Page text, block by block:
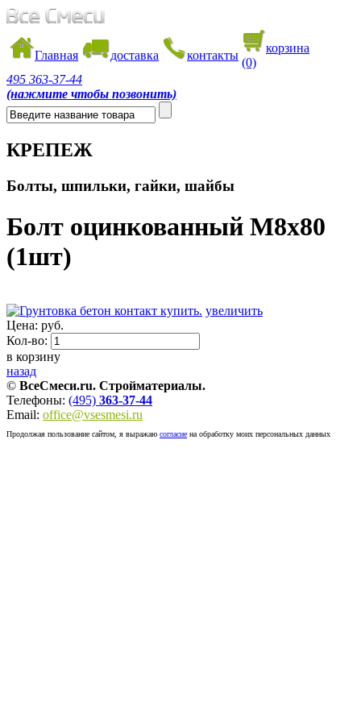
Главная доставка контакты
корзина
(0)
495 363-37-44
(нажмите чтобы позвонить)
КРЕПЕЖ
Болты, шпильки, гайки, шайбы
Болт оцинкованный М8х80
(1шт)
увеличить
Цена: руб.
Кол-во:
в корзину
назад
© ВсеСмеси.ru. Стройматериалы.
Телефоны: (495) 363-37-44
Email: office@vsesmesi.ru
Продолжая пользование сайтом, я выражаю согласие на обработку моих персональных данных